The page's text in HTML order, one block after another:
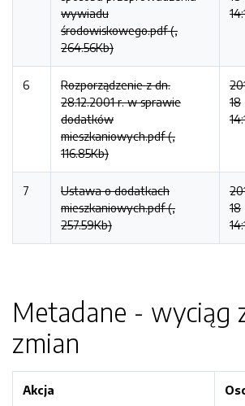
wywiadu
środowiskowego.pdf (,
264.56Kb)
6
Rozporządzenie z dn.
28.12.2001 r. w sprawie
dodatków
mieszkaniowych.pdf (,
116.85Kb)
18
7
Ustawa o dodatkach
mieszkaniowych.pdf (,
257.59Kb)
18
Metadane - wyciąg
zmian
Akcja